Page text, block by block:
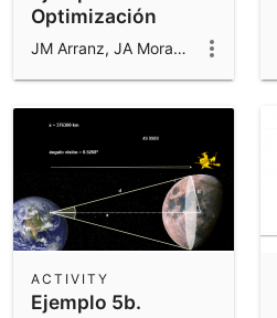
Optimización
JM Arranz, JA Mora, M Sada y R Losada
Ejemplo 5b.
ACTIVITY